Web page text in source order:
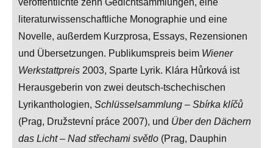
veröffentlichte zehn Gedichtsammlungen, eine
literaturwissenschaftliche Monographie und eine
Novelle, außerdem Kurzprosa, Essays, Rezensionen
und Übersetzungen. Publikumspreis beim Wiener
Werkstattpreis 2003, Sparte Lyrik. Klára Hůrková ist
Herausgeberin von zwei deutsch-tschechischen
Lyrikanthologien, Schlüsselsammlung – Sbírka klíčů
(Prag, Družstevní práce 2007), und Über den Dächern
das Licht – Nad střechami světlo (Prag, Dauphin